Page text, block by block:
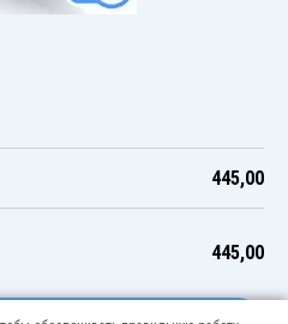
445,00
445,00